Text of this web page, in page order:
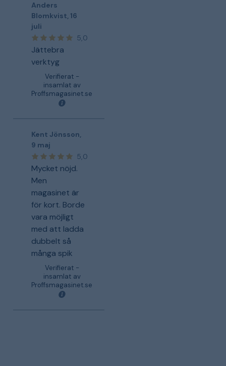
Anders
Blomkvist, 16
juli
5,0
Jättebra
verktyg
Verifierat -
insamlat av
Proffsmagasinet.se
Kent Jönsson,
9 maj
5,0
Mycket nöjd.
Men
magasinet är
för kort. Borde
vara möjligt
med att ladda
dubbelt så
många spik
Verifierat -
insamlat av
Proffsmagasinet.se